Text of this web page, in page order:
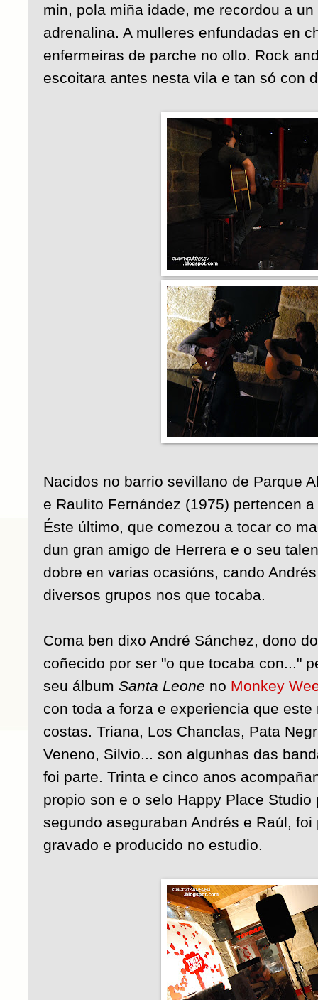
min, pola miña idade, me recordou a
adrenalina. A mulleres enfundadas en
enfermeiras de parche no ollo. Rock
escoitara antes nesta vila e tan só con
Nacidos no barrio sevillano de Parque
e Raulito Fernández (1975) pertencen
Éste último, que comezou a tocar co
dun gran amigo de Herrera e o seu
dobre en varias ocasións, cando
diversos grupos nos que tocaba.
Coma ben dixo André Sánchez, dono
coñecido por ser "o que tocaba con..."
seu álbum Santa Leone no Monkey
con toda a forza e experiencia que
costas. Triana, Los Chanclas, Pata
Veneno, Silvio... son algunhas das
foi parte. Trinta e cinco anos
propio son e o selo Happy Place
segundo aseguraban Andrés e Raúl,
gravado e producido no estudio.